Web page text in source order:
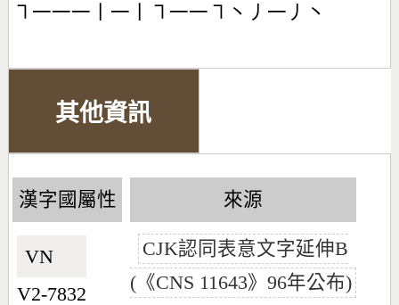
㇕一一一丨一丨㇕一一㇕丶丿一丿丶
其他資訊
漢字國屬性
VN🇻🇳
V2-7832
來源
CJK認同表意文字延伸B
(《CNS 11643》96年公布)